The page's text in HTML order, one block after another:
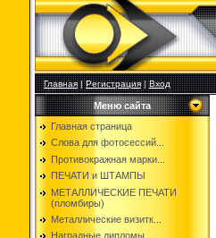
Главная|Регистрация|Вход
Меню сайта
Главная страница
Слова для фотосессий...
Противокражная марки...
ПЕЧАТИ и ШТАМПЫ
МЕТАЛЛИЧЕСКИЕ ПЕЧАТИ
(пломбиры)
Металлические визитк...
Наградные дипломы